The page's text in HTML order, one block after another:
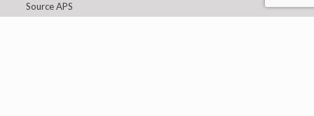
Source APS